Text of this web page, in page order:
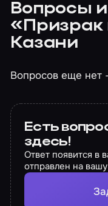
Вопросы
«Призрак
Казани
Вопросов еще нет
Есть
здесь!
Ответ появится в
отправлен на